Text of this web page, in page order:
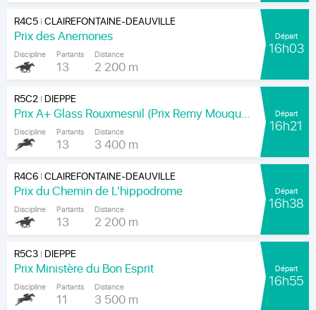
R4C5|CLAIREFONTAINE-DEAUVILLE
Prix des Anemones
Discipline Partants
13
Distance
2 200 m
Départ
16h03
R5C2| DIEPPE
Prix A+ Glass Rouxmesnil (Prix Remy Mouquet)
Discipline Partants
13
Distance
3 400 m
Départ
16h21
R4C6|CLAIREFONTAINE-DEAUVILLE
Prix du Chemin de L'hippodrome
Discipline Partants
13
Distance
2 200 m
Départ
16h38
R5C3| DIEPPE
Prix Ministère du Bon Esprit
Discipline Partants
11
Distance
3 500 m
Départ
16h55